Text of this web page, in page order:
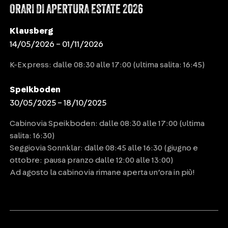
ORARI DI APERTURA ESTATE 2026
Klausberg
14/05/2026 – 01/11/2026
K-Express: dalle 08:30 alle 17:00 (ultima salita: 16:45)
Speikboden
30/05/2025 – 18/10/2025
Cabinovia Speikboden: dalle 08:30 alle 17:00 (ultima
salita: 16:30)
Seggiovia Sonnklar: dalle 08:45 alle 16:30 (giugno e
ottobre: pausa pranzo dalle 12:00 alle 13:00)
Ad agosto la cabinovia rimane aperta un’ora in più!